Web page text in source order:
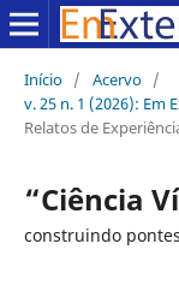
Início / Acervo /
v. 25 n. 1 (2026): Em
Relatos de
“Ciência
construindo